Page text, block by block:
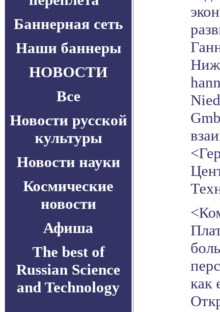
Баннерная сеть
Наши баннеры
НОВОСТИ
Все
Новости русской
культуры
Новости науки
Космические
новости
Афиша
The best of
Russian Science
and Technology
как